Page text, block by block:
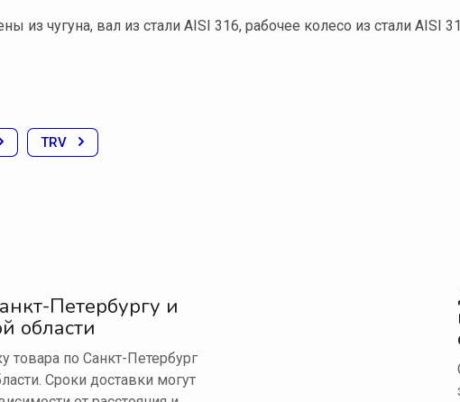
из чугуна, вал из стали AISI 316, рабочее колесо из стали AISI
TRV
Петербургу и
области
товара по Санкт-Петербург
Сроки доставки могут